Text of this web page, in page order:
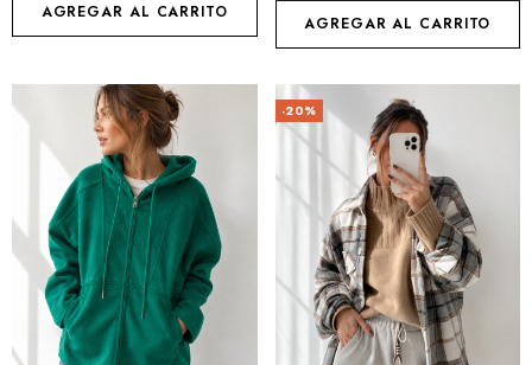
AGREGAR AL CARRITO
AGREGAR AL CARRITO
-20%